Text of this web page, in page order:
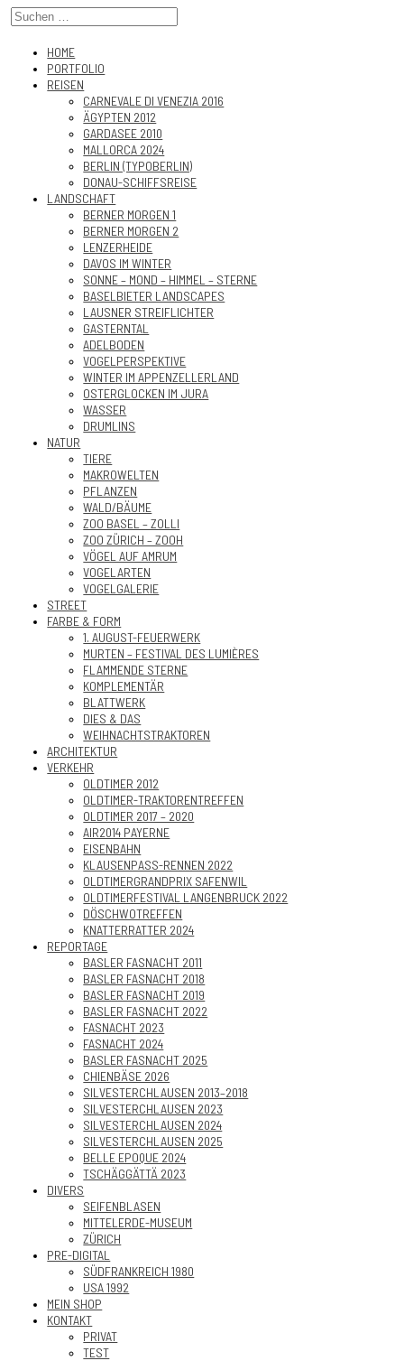
HOME
PORTFOLIO
REISEN
CARNEVALE DI VENEZIA 2016
ÄGYPTEN 2012
GARDASEE 2010
MALLORCA 2024
BERLIN (TYPOBERLIN)
DONAU-SCHIFFSREISE
LANDSCHAFT
BERNER MORGEN 1
BERNER MORGEN 2
LENZERHEIDE
DAVOS IM WINTER
SONNE – MOND – HIMMEL – STERNE
BASELBIETER LANDSCAPES
LAUSNER STREIFLICHTER
GASTERNTAL
ADELBODEN
VOGELPERSPEKTIVE
WINTER IM APPENZELLERLAND
OSTERGLOCKEN IM JURA
WASSER
DRUMLINS
NATUR
TIERE
MAKROWELTEN
PFLANZEN
WALD/BÄUME
ZOO BASEL – ZOLLI
ZOO ZÜRICH – ZOOH
VÖGEL AUF AMRUM
VOGELARTEN
VOGELGALERIE
STREET
FARBE & FORM
1. AUGUST-FEUERWERK
MURTEN – FESTIVAL DES LUMIÈRES
FLAMMENDE STERNE
KOMPLEMENTÄR
BLATTWERK
DIES & DAS
WEIHNACHTSTRAKTOREN
ARCHITEKTUR
VERKEHR
OLDTIMER 2012
OLDTIMER-TRAKTORENTREFFEN
OLDTIMER 2017 – 2020
AIR2014 PAYERNE
EISENBAHN
KLAUSENPASS-RENNEN 2022
OLDTIMERGRANDPRIX SAFENWIL
OLDTIMERFESTIVAL LANGENBRUCK 2022
DÖSCHWOTREFFEN
KNATTERRATTER 2024
REPORTAGE
BASLER FASNACHT 2011
BASLER FASNACHT 2018
BASLER FASNACHT 2019
BASLER FASNACHT 2022
FASNACHT 2023
FASNACHT 2024
BASLER FASNACHT 2025
CHIENBÄSE 2026
SILVESTERCHLAUSEN 2013–2018
SILVESTERCHLAUSEN 2023
SILVESTERCHLAUSEN 2024
SILVESTERCHLAUSEN 2025
BELLE EPOQUE 2024
TSCHÄGGÄTTÄ 2023
DIVERS
SEIFENBLASEN
MITTELERDE-MUSEUM
ZÜRICH
PRE-DIGITAL
SÜDFRANKREICH 1980
USA 1992
MEIN SHOP
KONTAKT
PRIVAT
TEST